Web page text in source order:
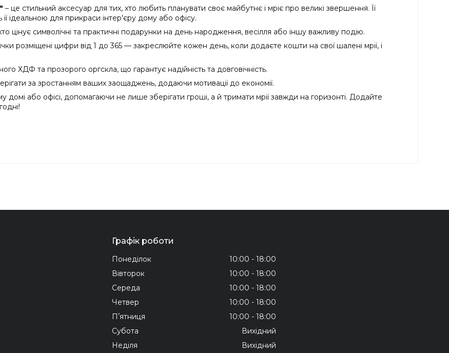
– це стильний аксесуар для тих, хто любить планувати своє майбутнє і мріє про великі звершення. Її
ідеальною для прикраси інтер'єру дому або офісу.
цінує символічні та практичні подарунки на день народження, весілля або іншу важливу подію.
розміщені цифри від 1 до 365 — закреслюйте кожен день, коли додаєте кошти на свої шалені мрії, і
ХДФ та прозорого оргскла, що гарантує надійність та довговічність.
за зростанням ваших заощаджень, додаючи мотивації до економії.
або офісі, допомагаючи не лише зберігати гроші, а й тримати мрії завжди на горизонті. Додайте
Графік роботи
Понеділок 10:00
18:00
Вівторок
10:00
18:00
Середа
10:00
18:00
Четвер
10:00
18:00
Пʼятниця
10:00
18:00
Субота
Вихідний
Неділя
Вихідний